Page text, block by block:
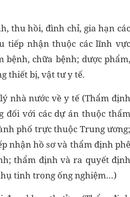
thu hồi, đình chỉ, gia hạn các
tiếp nhận thuộc các lĩnh vực
chữa bệnh; dược phẩm,
thiết bị, vật tư y tế.
nhà nước về y tế (Thẩm định
đối với các dự án thuộc thẩm
phố trực thuộc Trung ương;
nhận hồ sơ và thẩm định phê
thẩm định và ra quyết định
tinh trong ống nghiệm…)